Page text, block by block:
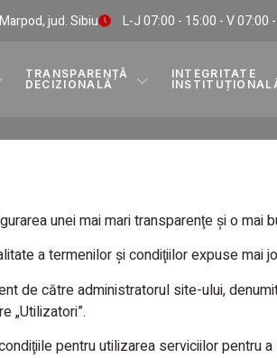
jud. Sibiu L-J 07:00 - 15:00 - V 07:00
TRANSPARENȚĂ
DECIZIONALĂ
INTEGRITATE
unei mai mari transparenţe şi o
a termenilor şi condiţiilor expuse mai
de către administratorul site-ului,
„Utilizatori”.
pentru utilizarea serviciilor pentru